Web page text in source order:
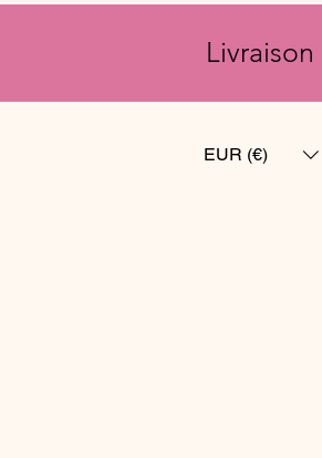
Livraison
EUR (€)